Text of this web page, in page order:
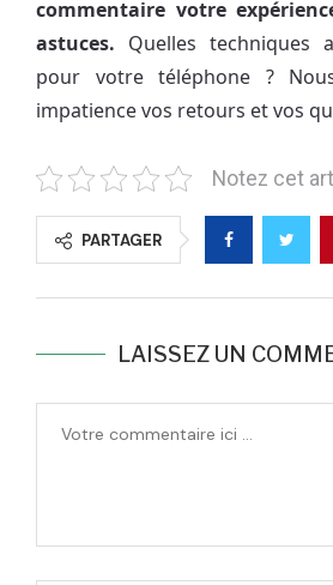
commentaire votre
astuces. Quelles techniques
pour votre téléphone ?
impatience vos retours et vos
Notez cet
PARTAGER
LAISSEZ UN